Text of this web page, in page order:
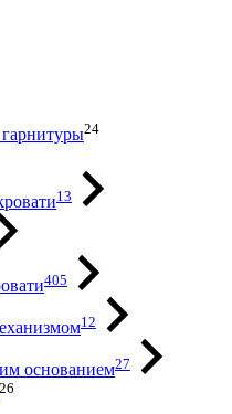
24
13
405
12
основанием27
26